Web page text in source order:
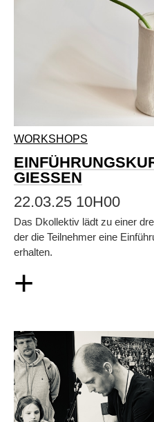
WORKSHOPS
GIESSEN
22.03.25 10H00
Das Dkollektiv lädt zu einer
der die Teilnehmer eine
erhalten.
+